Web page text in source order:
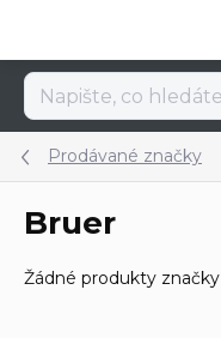
obsah
Prodávané značky
Bruer
Žádné produkty značky